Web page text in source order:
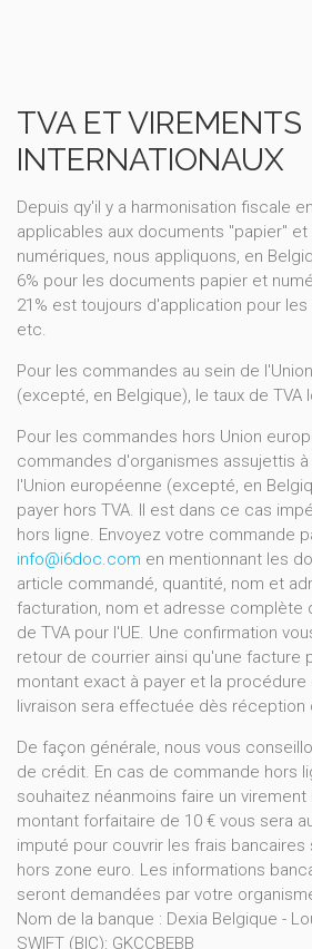
TVA ET VIREMENTS
INTERNATIONAUX
Depuis qy'il y a harmonisation fiscale
applicables aux documents "papier"
numériques, nous appliquons, en
6% pour les documents papier et
21% est toujours d'application pour les
etc.
Pour les commandes au sein de
(excepté, en Belgique), le taux de TVA
Pour les commandes hors Union
commandes d'organismes assujettis à
l'Union européenne (excepté, en
payer hors TVA. Il est dans ce cas
hors ligne. Envoyez votre commande
info@i6doc.com en mentionnant les
article commandé, quantité, nom et
facturation, nom et adresse complète
de TVA pour l'UE. Une confirmation
retour de courrier ainsi qu'une facture
montant exact à payer et la procédure
livraison sera effectuée dès réception
De façon générale, nous vous
de crédit. En cas de commande hors
souhaitez néanmoins faire un virement
montant forfaitaire de 10 € vous sera
imputé pour couvrir les frais bancaires
hors zone euro. Les informations
seront demandées par votre
Nom de la banque : Dexia Belgique -
SWIFT (BIC): GKCCBEBB